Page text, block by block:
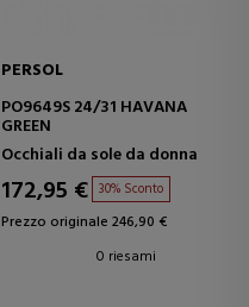
PERSOL
PO9649S 24/31 HAVANA
GREEN
Occhiali da sole da donna
172,95 € 30% Sconto
Prezzo originale 246,90 €
0 riesami